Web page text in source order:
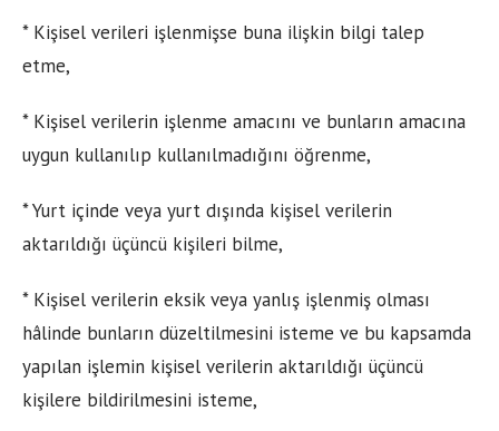
* Kişisel verileri işlenmişse buna ilişkin bilgi talep
etme,
* Kişisel verilerin işlenme amacını ve bunların amacına
uygun kullanılıp kullanılmadığını öğrenme,
* Yurt içinde veya yurt dışında kişisel verilerin
aktarıldığı üçüncü kişileri bilme,
* Kişisel verilerin eksik veya yanlış işlenmiş olması
hâlinde bunların düzeltilmesini isteme ve bu kapsamda
yapılan işlemin kişisel verilerin aktarıldığı üçüncü
kişilere bildirilmesini isteme,